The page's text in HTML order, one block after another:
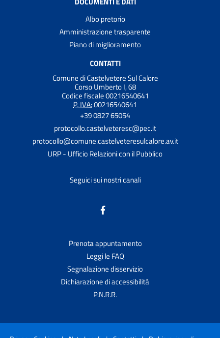
Albo pretorio
Amministrazione trasparente
Piano di miglioramento
CONTATTI
Comune di Castelvetere Sul Calore
Corso Umberto I, 68
Codice fiscale 00216540641
P. IVA:00216540641
+39 0827 65054
protocollo.castelveteresc@pec.it
protocollo@comune.castelveteresulcalore.av.it
URP - Ufficio Relazioni con il Pubblico
Seguici sui nostri canali
Prenota appuntamento
Leggi le FAQ
Segnalazione disservizio
Dichiarazione di accessibilità
P.N.R.R.